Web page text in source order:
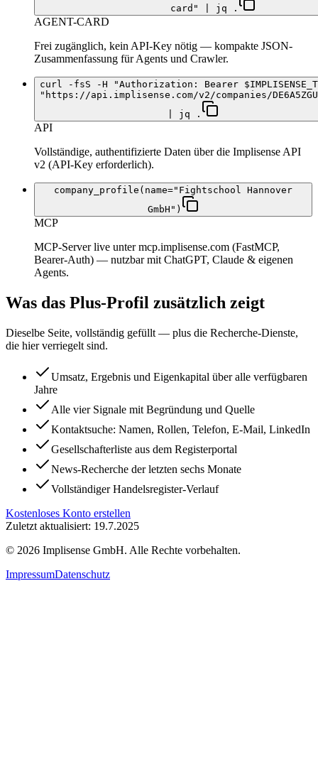
card" | jq .
AGENT-CARD
Frei zugänglich, kein API-Key nötig — kompakte JSON-
Zusammenfassung für Agents und Crawler.
curl -fsS -H "Authorization: Bearer
"https://api.implisense.com/v2/companies/
| jq .
API
Vollständige, authentifizierte Daten über die Implisense API
v2 (API-Key erforderlich).
company_profile(name="Fightschool Hannover
GmbH")
MCP
MCP-Server live unter mcp.implisense.com (FastMCP,
Bearer-Auth) — nutzbar mit ChatGPT, Claude & eigenen
Agents.
Was das Plus-Profil zusätzlich zeigt
Dieselbe Seite, vollständig gefüllt — plus die Recherche-Dienste,
die hier verriegelt sind.
Umsatz, Ergebnis und Eigenkapital über alle verfügbaren
Jahre
Alle vier Signale mit Begründung und Quelle
Kontaktsuche: Namen, Rollen, Telefon, E-Mail, LinkedIn
Gesellschafterliste aus dem Registerportal
News-Recherche der letzten sechs Monate
Vollständiger Handelsregister-Verlauf
Kostenloses Konto erstellen
Zuletzt aktualisiert: 19.7.2025
© 2026 Implisense GmbH. Alle Rechte vorbehalten.
ImpressumDatenschutz